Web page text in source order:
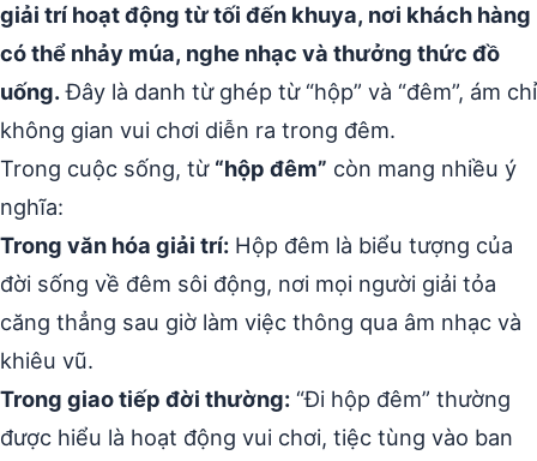
giải trí hoạt động từ tối đến khuya, nơi khách hàng
có thể nhảy múa, nghe nhạc và thưởng thức đồ
uống.Đây là danh từ ghép từ “hộp” và “đêm”, ám chỉ
không gian vui chơi diễn ra trong đêm.
Trong cuộc sống, từ “hộp đêm” còn mang nhiều ý
nghĩa:
Trong văn hóa giải trí: Hộp đêm là biểu tượng của
đời sống về đêm sôi động, nơi mọi người giải tỏa
căng thẳng sau giờ làm việc thông qua âm nhạc và
khiêu vũ.
Trong giao tiếp đời thường: “Đi hộp đêm” thường
được hiểu là hoạt động vui chơi, tiệc tùng vào ban